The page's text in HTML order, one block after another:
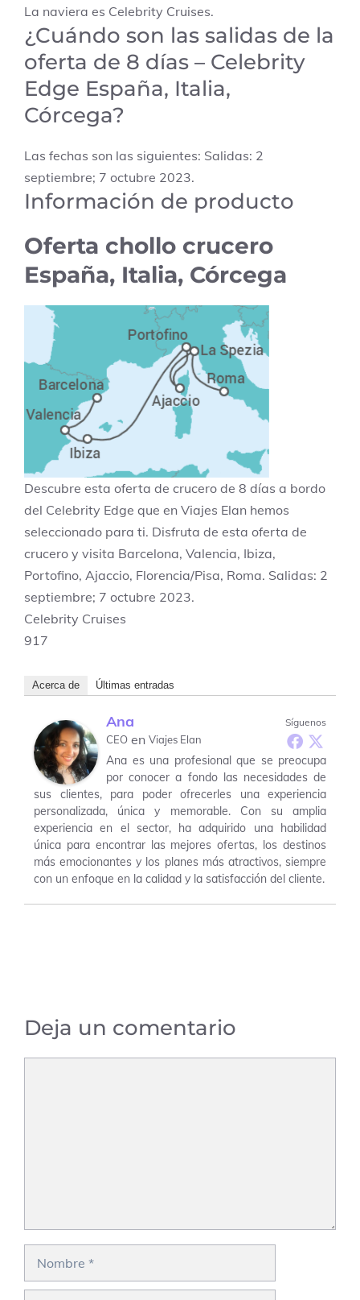
La naviera es Celebrity Cruises.
¿Cuándo son las salidas de la
oferta de 8 días – Celebrity
Edge España, Italia,
Córcega?
Las fechas son las siguientes: Salidas: 2
septiembre; 7 octubre 2023.
Información de producto
Oferta chollo crucero
España, Italia, Córcega
Descubre esta oferta de crucero de 8 días a bordo
del Celebrity Edge que en Viajes Elan hemos
seleccionado para ti. Disfruta de esta oferta de
crucero y visita Barcelona, Valencia, Ibiza,
Portofino, Ajaccio, Florencia/Pisa, Roma. Salidas: 2
septiembre; 7 octubre 2023.
Celebrity Cruises
917
Acerca de Últimas entradas
Síguenos
Ana
CEO en Viajes Elan
Ana es una profesional que se preocupa
por conocer a fondo las necesidades de
sus clientes, para poder ofrecerles una experiencia
personalizada, única y memorable. Con su amplia
experiencia en el sector, ha adquirido una habilidad
única para encontrar las mejores ofertas, los destinos
más emocionantes y los planes más atractivos, siempre
con un enfoque en la calidad y la satisfacción del cliente.
Deja un comentario